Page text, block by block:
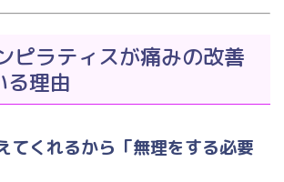
ピラティスが痛みの改善
る理由
てくれるから「無理をする必要